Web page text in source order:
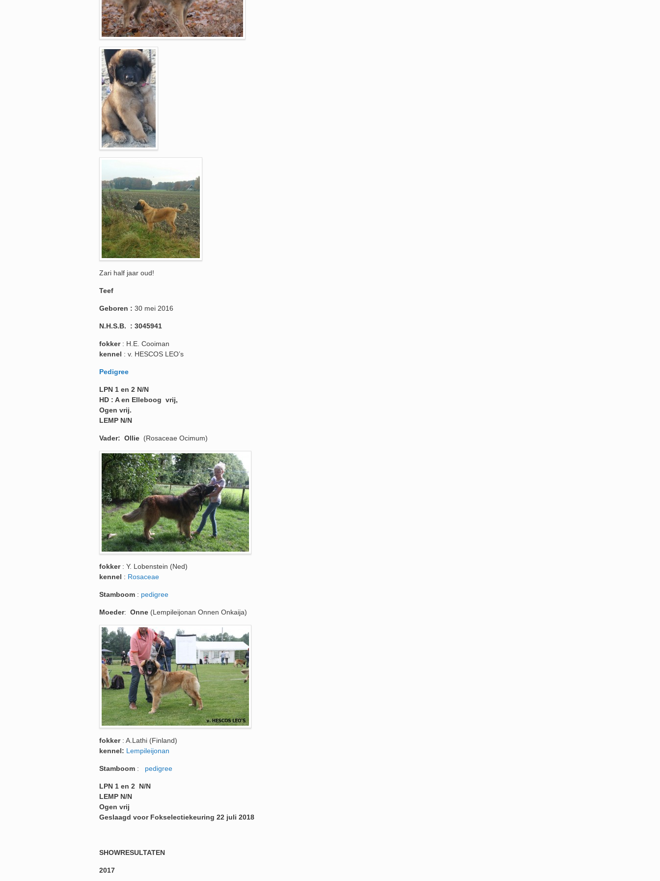
Zari half jaar oud!
Teef
Geboren : 30 mei 2016
N.H.S.B. : 3045941
fokker: H.E. Cooiman
kennel : v. HESCOS LEO’s
Pedigree
LPN 1 en 2 N/N
HD : A en Elleboog vrij,
Ogen vrij.
LEMP N/N
Vader: Ollie (Rosaceae Ocimum)
fokker: Y. Lobenstein (Ned)
kennel : Rosaceae
Stamboom : pedigree
Moeder: Onne (Lempileijonan Onnen Onkaija)
fokker: A.Lathi (Finland)
kennel: Lempileijonan
Stamboom : pedigree
LPN 1 en 2 N/N
LEMP N/N
Ogen vrij
Geslaagd voor Fokselectiekeuring 22 juli 2018
SHOWRESULTATEN
2017